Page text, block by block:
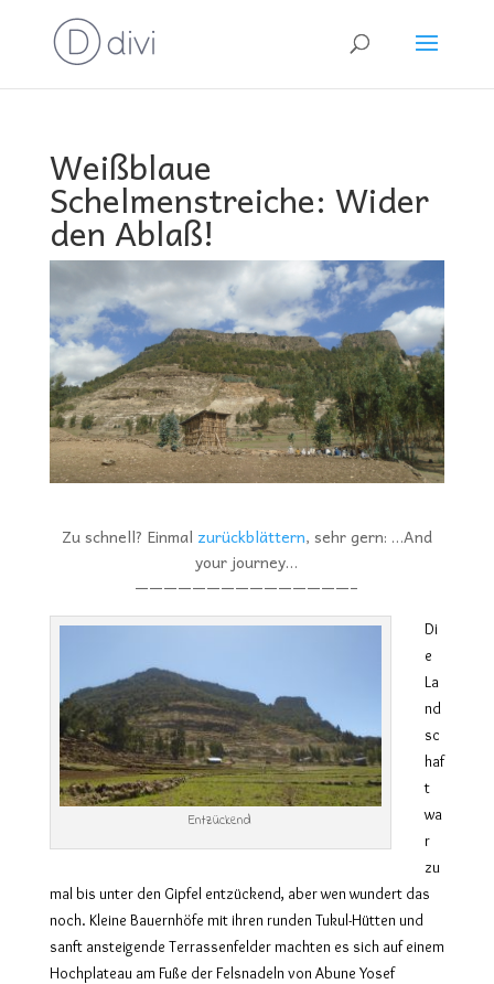
Weißblaue
Schelmenstreiche: Wider
den Ablaß!
Zu schnell? Einmal zurückblättern, sehr gern: …And
your journey…
———————————————–
Entzückend
Di
e
La
nd
sc
haf
t
wa
r
zu
mal bis unter den Gipfel entzückend, aber wen wundert das
noch. Kleine Bauernhöfe mit ihren runden Tukul-Hütten und
sanft ansteigende Terrassenfelder machten es sich auf einem
Hochplateau am Fuße der Felsnadeln von Abune Yosef